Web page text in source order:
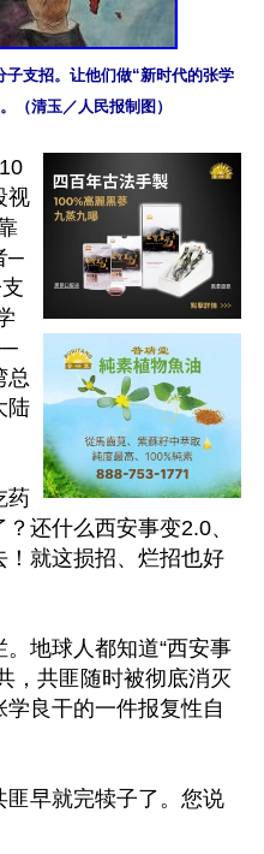
支招。让他们做“新时代的张学
（清玉／人民报制图）
视
─
总
陆
药
？还什么西安事变2.0、
就这损招、烂招也好
地球人都知道“西安事
，共匪随时被彻底消灭
良干的一件报复性自
早就完犊子了。您说